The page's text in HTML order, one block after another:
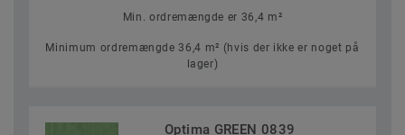
Min. ordremængde er 36,4 m²
Minimum ordremængde 36,4 m² (hvis der ikke er noget på
lager)
Optima GREEN 0839